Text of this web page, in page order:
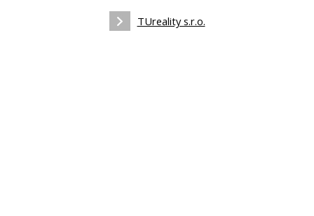
TUreality s.r.o.